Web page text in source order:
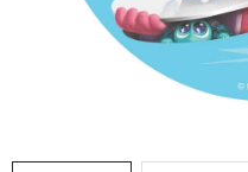
TÉMATICKÉ PRODUKTY
NOVÉ ZBOŽÍ